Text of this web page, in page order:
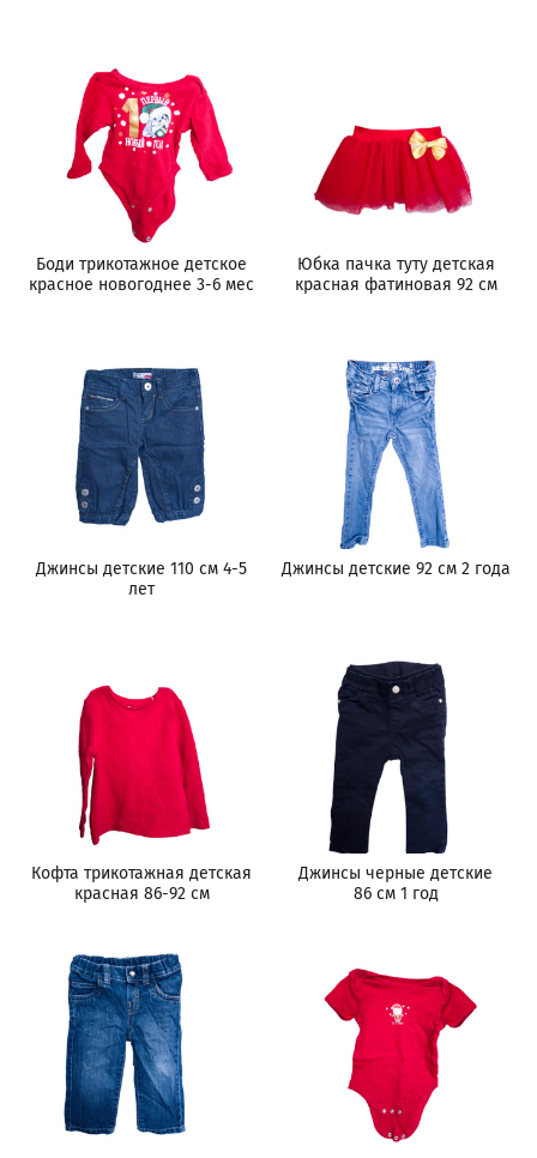
Боди трикотажное детское
красное новогоднее 3-6 мес
Юбка пачка туту детская
красная фатиновая 92 см
Джинсы детские 110 см 4-5
лет
Джинсы детские 92 см 2 года
Кофта трикотажная детская
красная 86-92 см
Джинсы черные детские
86 см 1 год